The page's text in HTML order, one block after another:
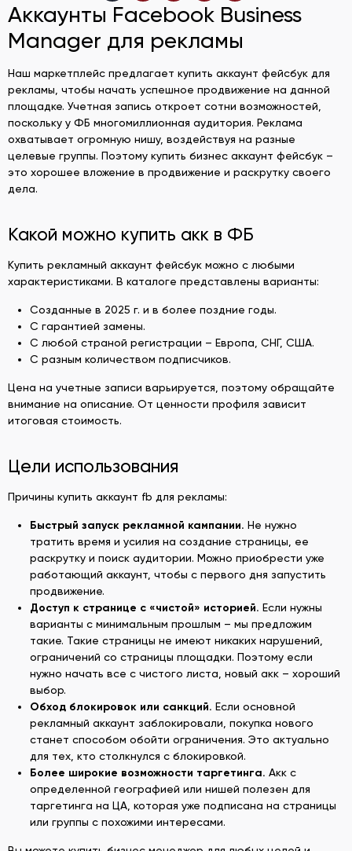
Аккаунты Facebook Business
Manager для рекламы
Наш маркетплейс предлагает купить аккаунт фейсбук для
рекламы, чтобы начать успешное продвижение на данной
площадке. Учетная запись откроет сотни возможностей,
поскольку у ФБ многомиллионная аудитория. Реклама
охватывает огромную нишу, воздействуя на разные
целевые группы. Поэтому купить бизнес аккаунт фейсбук –
это хорошее вложение в продвижение и раскрутку своего
дела.
Какой можно купить акк в ФБ
Купить рекламный аккаунт фейсбук можно с любыми
характеристиками. В каталоге представлены варианты:
Созданные в 2025 г. и в более поздние годы.
С гарантией замены.
С любой страной регистрации – Европа, СНГ, США.
С разным количеством подписчиков.
Цена на учетные записи варьируется, поэтому обращайте
внимание на описание. От ценности профиля зависит
итоговая стоимость.
Цели использования
Причины купить аккаунт fb для рекламы:
Быстрый запуск рекламной кампании. Не нужно
тратить время и усилия на создание страницы, ее
раскрутку и поиск аудитории. Можно приобрести уже
работающий аккаунт, чтобы с первого дня запустить
продвижение.
Доступ к странице с «чистой» историей. Если нужны
варианты с минимальным прошлым – мы предложим
такие. Такие страницы не имеют никаких нарушений,
ограничений со страницы площадки. Поэтому если
нужно начать все с чистого листа, новый акк – хороший
выбор.
Обход блокировок или санкций. Если основной
рекламный аккаунт заблокировали, покупка нового
станет способом обойти ограничения. Это актуально
для тех, кто столкнулся с блокировкой.
Более широкие возможности таргетинга. Акк с
определенной географией или нишей полезен для
таргетинга на ЦА, которая уже подписана на страницы
или группы с похожими интересами.